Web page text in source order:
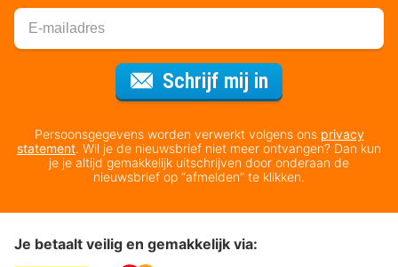
Schrijf mij in
Persoonsgegevens worden verwerkt volgens ons privacy
statement. Wil je de nieuwsbrief niet meer ontvangen? Dan kun
je je altijd gemakkelijk uitschrijven door onderaan de
nieuwsbrief op “afmelden” te klikken.
Je betaalt veilig en gemakkelijk via: